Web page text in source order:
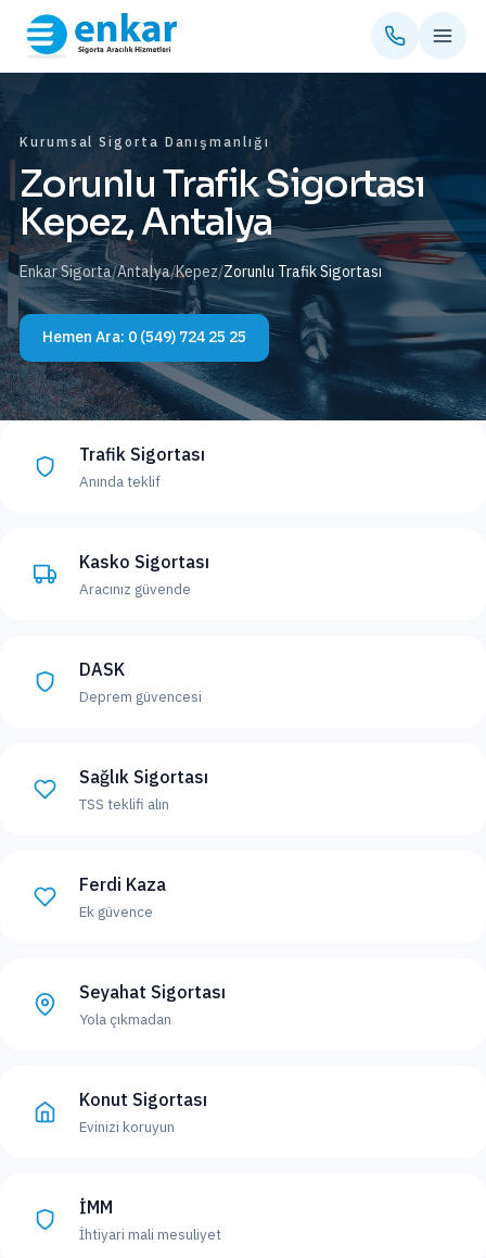
Kurumsal Sigorta Danışmanlığı
Zorunlu Trafik Sigortası
Kepez, Antalya
Enkar Sigorta/Antalya/Kepez/Zorunlu Trafik Sigortası
Hemen Ara: 0 (549) 724 25 25
Trafik Sigortası
Anında teklif
Kasko Sigortası
Aracınız güvende
DASK
Deprem güvencesi
Sağlık Sigortası
TSS teklifi alın
Ferdi Kaza
Ek güvence
Seyahat Sigortası
Yola çıkmadan
Konut Sigortası
Evinizi koruyun
İMM
İhtiyari mali mesuliyet